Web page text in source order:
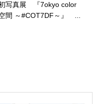
初写真展 『7okyo color
間 ～#COT7DF～』 ...